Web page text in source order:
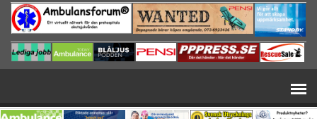
Hoppa till huvudinnehåll